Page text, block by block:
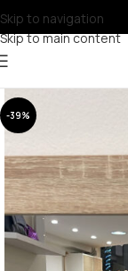
Skip to navigation
Skip to main content
-39%